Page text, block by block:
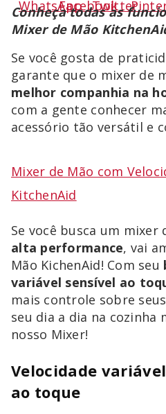
Conheça todas as
Mixer de Mão
Se você gosta de
garante que o mixer de
melhor companhia na
com a gente conhecer
acessório tão versátil e
Mixer de Mão com
KitchenAid
Se você busca um mixer
alta performance, vai
Mão KichenAid! Com seu
variável sensível ao
mais controle sobre
seu dia a dia na cozinha
nosso Mixer!
Velocidade
ao toque